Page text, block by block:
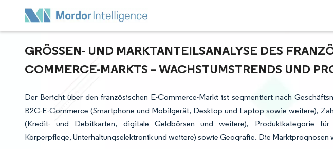
GRÖSSEN- UND MARKTANTEILSANALYSE DES
OMMERCE-MARKTS – WACHSTUMSTRENDS UND
Der Bericht über den französischen E-Commerce-Markt ist segmentiert nach
B2C-E-Commerce (Smartphone und Mobilgerät, Desktop und Laptop sowie weitere),
(Kredit- und Debitkarten, digitale Geldbörsen und weitere), Produktkategorie für
Körperpflege, Unterhaltungselektronik und weitere) sowie Geografie. Die Marktprognosen